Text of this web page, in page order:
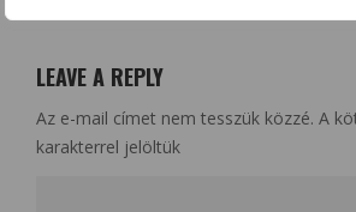
LEAVE A REPLY
Az e-mail címet nem tesszük közzé. A
karakterrel jelöltük